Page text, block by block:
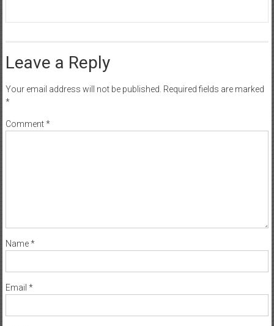
Leave a Reply
Your email address will not be published. Required fields are marked
*
Comment*
Name*
Email *